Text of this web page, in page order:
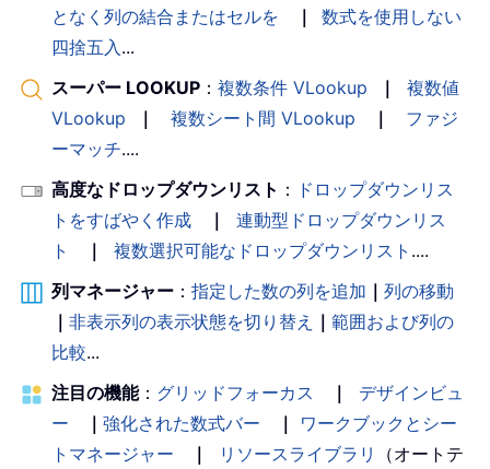
となく列の結合またはセルを
｜
数式を使用しない
四捨五入 ...
スーパー LOOKUP ： 複数条件 VLookup ｜
複数値
VLookup
｜ 複数シート間 VLookup ｜
ファジ
ーマッチ....
高度なドロップダウンリスト ： ドロップダウンリス
トをすばやく作成
｜
連動型ドロップダウンリス
ト
｜ 複数選択可能なドロップダウンリスト ....
列マネージャー ： 指定した数の列を追加 ｜ 列の移動
｜ 非表示列の表示状態を切り替え ｜ 範囲および列の
比較...
注目の機能： グリッドフォーカス ｜
デザインビュ
ー
｜ 強化された数式バー ｜
ワークブックとシー
トマネージャー
｜ リソースライブラリ
（オートテ